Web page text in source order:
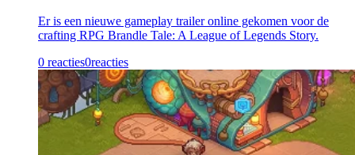
Er is een nieuwe gameplay trailer online gekomen voor de
crafting RPG Brandle Tale: A League of Legends Story.
0 reacties0reacties